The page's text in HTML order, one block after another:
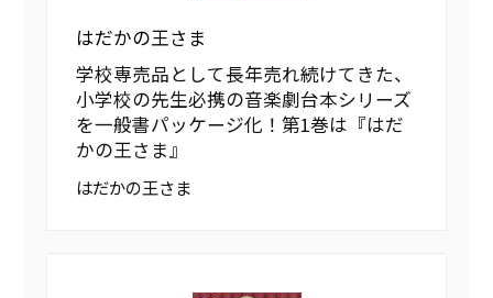
はだかの王さま
学校専売品として長年売れ続けてきた、
小学校の先生必携の音楽劇台本シリーズ
を一般書パッケージ化！第1巻は『はだ
かの王さま』
はだかの王さま